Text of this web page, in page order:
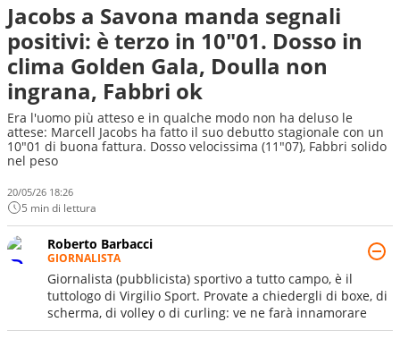
Jacobs a Savona manda segnali
positivi: è terzo in 10"01. Dosso in
clima Golden Gala, Doulla non
ingrana, Fabbri ok
Era l'uomo più atteso e in qualche modo non ha deluso le
attese: Marcell Jacobs ha fatto il suo debutto stagionale con un
10"01 di buona fattura. Dosso velocissima (11"07), Fabbri solido
nel peso
20/05/26 18:26
5 min di lettura
Roberto Barbacci
GIORNALISTA
Giornalista (pubblicista) sportivo a tutto campo, è il
tuttologo di Virgilio Sport. Provate a chiedergli di boxe, di
scherma, di volley o di curling: ve ne farà innamorare